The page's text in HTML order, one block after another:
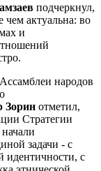
подчеркнул,
чем актуальна: во
и
народов
Зорин отметил,
Стратегии
задачи - с
идентичности, с